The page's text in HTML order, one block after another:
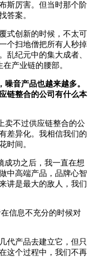
斯厉害。但当时那个阶
答案。
式创新的时候，不太可
个扫地僧把所有人秒掉
乱纪元中的集大成者、
产业链的腰部。
音产品也越来越多。
链整合的公司有什么本
卖不过供应链整合的公
差异化。我相信我们的
时间。
成功之后，我一直在想
中高端产品，品牌心智
讲是最大的敌人，我们
信息不充分的时候对
代产品去建立它，但只
这个过程中，我们不再